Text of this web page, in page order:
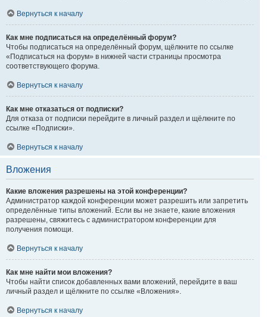
Вернуться к началу
Как мне подписаться на определённый форум?
Чтобы подписаться на определённый форум, щёлкните по ссылке
«Подписаться на форум» в нижней части страницы просмотра
соответствующего форума.
Вернуться к началу
Как мне отказаться от подписки?
Для отказа от подписки перейдите в личный раздел и щёлкните по
ссылке «Подписки».
Вернуться к началу
Вложения
Какие вложения разрешены на этой конференции?
Администратор каждой конференции может разрешить или запретить
определённые типы вложений. Если вы не знаете, какие вложения
разрешены, свяжитесь с администратором конференции для
получения помощи.
Вернуться к началу
Как мне найти мои вложения?
Чтобы найти список добавленных вами вложений, перейдите в ваш
личный раздел и щёлкните по ссылке «Вложения».
Вернуться к началу